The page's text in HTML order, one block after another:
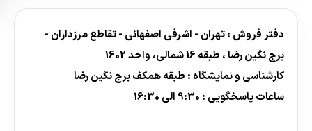
دفتر فروش : تهران - اشرفی اصفهانی - تقاطع مرزداران -
برج نگین رضا ، طبقه 16 شمالی، واحد 1602
کارشناسی و نمایشگاه : طبقه همکف برج نگین رضا
ساعات پاسخگویی : 9:30 الی 16:30